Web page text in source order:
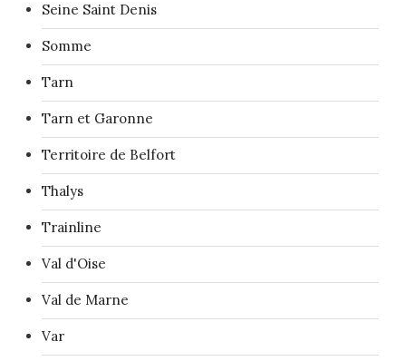
Seine Saint Denis
Somme
Tarn
Tarn et Garonne
Territoire de Belfort
Thalys
Trainline
Val d'Oise
Val de Marne
Var